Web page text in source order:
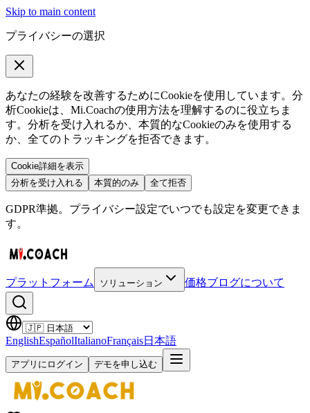
Skip to main content
プライバシーの選択
あなたの経験を改善するためにCookieを使用しています。分
析Cookieは、Mi.Coachの使用方法を理解するのに役立ちま
す。分析を受け入れるか、本質的なCookieのみを使用する
か、全てのトラッキングを拒否できます。
Cookie詳細を表示
分析を受け入れる
本質的のみ 全て拒否
GDPR準拠。プライバシー設定でいつでも設定を変更できま
す。
プラットフォーム ソリューション 価格ブログについて
EnglishEspañolItalianoFrançais日本語
アプリにログイン デモを申し込む